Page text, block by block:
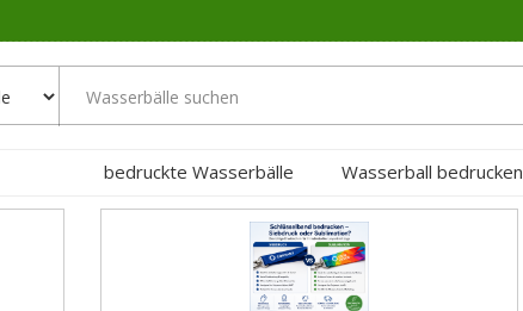
bedruckte Wasserbälle Wasserball bedrucken